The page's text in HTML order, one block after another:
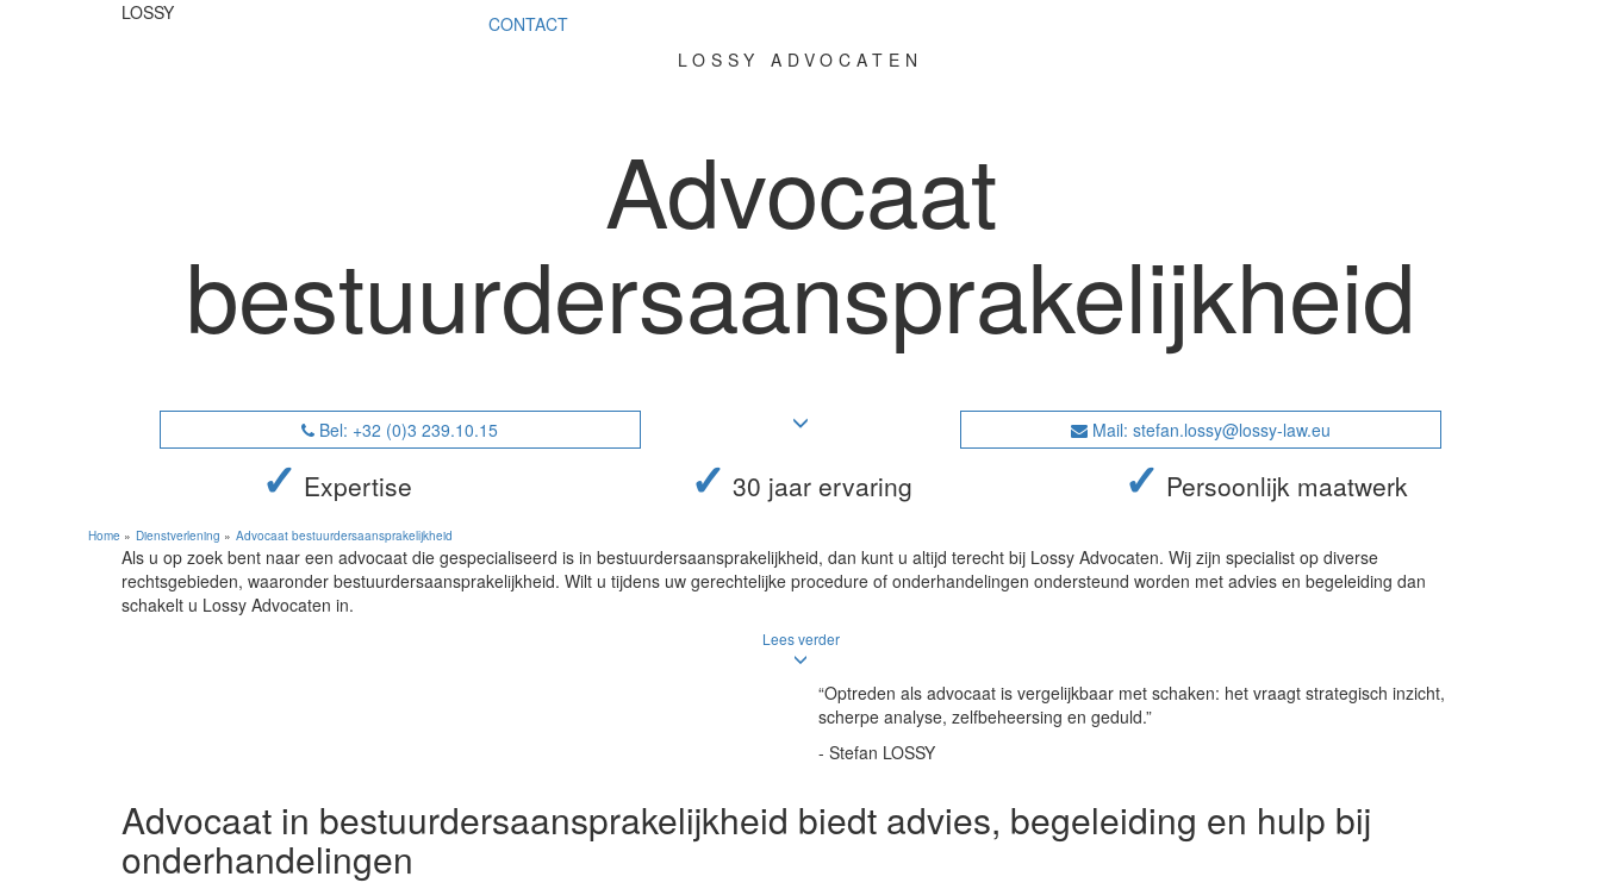
LOSSY
CONTACT
LOSSY ADVOCATEN
Advocaat
bestuurdersaansprakelijkheid
Bel: +32 (0)3 239.10.15 Mail: stefan.lossy@lossy-law.eu
✓ Expertise ✓ 30 jaar ervaring ✓ Persoonlijk maatwerk
Home Dienstverlening Advocaat bestuurdersaansprakelijkheid
Als u op zoek bent naar een advocaat die gespecialiseerd is in bestuurdersaansprakelijkheid, dan kunt u altijd terecht bij Lossy Advocaten. Wij zijn specialist op diverse
rechtsgebieden, waaronder bestuurdersaansprakelijkheid. Wilt u tijdens uw gerechtelijke procedure of onderhandelingen ondersteund worden met advies en begeleiding dan
schakelt u Lossy Advocaten in.
Lees verder
“Optreden als advocaat is vergelijkbaar met schaken: het vraagt strategisch inzicht,
scherpe analyse, zelfbeheersing en geduld.”
- Stefan LOSSY
Advocaat in bestuurdersaansprakelijkheid biedt advies, begeleiding en hulp bij
onderhandelingen